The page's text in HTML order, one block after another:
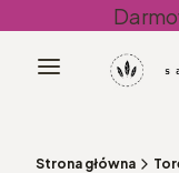
Menu
Strona główna